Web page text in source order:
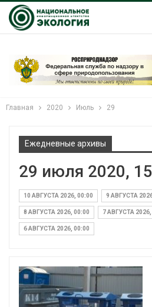
Главная 2020 Июль 29
Ежедневные архивы
29 июля 2020,
10 АВГУСТА 2026, 00:00 9 АВГУСТА
8 АВГУСТА 2026, 00:00 7 АВГУСТА 2026,
6 АВГУСТА 2026, 00:00